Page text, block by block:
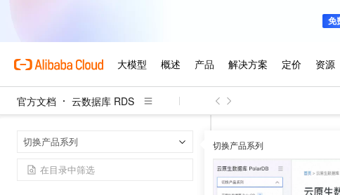
官方文档 云数据库 RDS
切换产品系列 切换产品系列
设置监控频率